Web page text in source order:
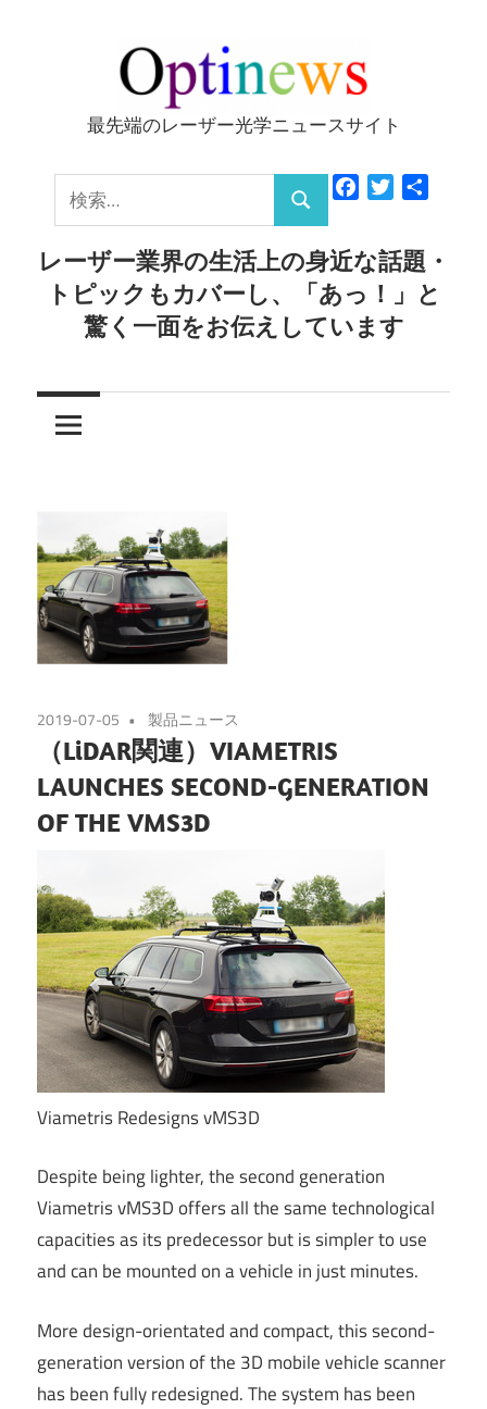
ッ
Optinews
最先端のレーザー光学ニュースサイト
索:
検
索
FacebookTwitter
レーザー業界の生活上の身近な話題・
トピックもカバーし、「あっ！」と
驚く一面をお伝えしています
2019-07-05 製品ニュース
（LiDAR関連）VIAMETRIS
LAUNCHES SECOND-GENERATION
OF THE VMS3D
Viametris Redesigns vMS3D
Despite being lighter, the second generation
Viametris vMS3D offers all the same technological
capacities as its predecessor but is simpler to use
and can be mounted on a vehicle in just minutes.
More design-orientated and compact, this second-
generation version of the 3D mobile vehicle scanner
has been fully redesigned. The system has been